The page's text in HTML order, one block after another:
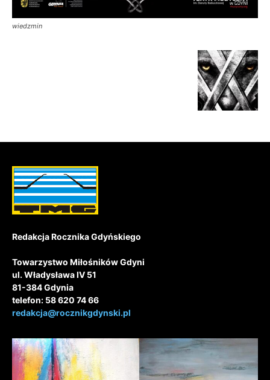
wiedzmin
Redakcja Rocznika Gdyńskiego
Towarzystwo Miłośników Gdyni
ul. Władysława IV 51
81-384 Gdynia
telefon: 58 620 74 66
redakcja@rocznikgdynski.pl